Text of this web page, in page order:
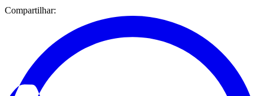
Compartilhar: